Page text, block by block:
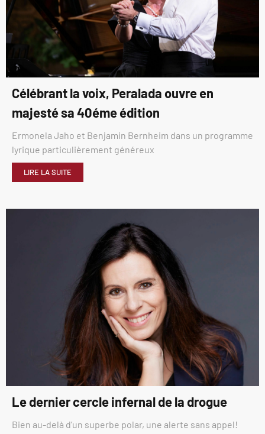
Célébrant la voix, Peralada ouvre en
majesté sa 40éme édition
Ermonela Jaho et Benjamin Bernheim dans un programme
lyrique particulièrement généreux
LIRE LA SUITE
Le dernier cercle infernal de la drogue
Bien au-delà d’un superbe polar, une alerte sans appel!